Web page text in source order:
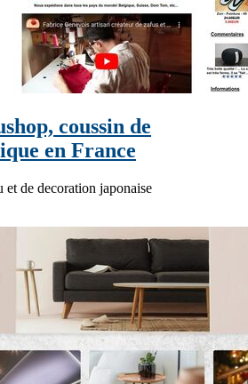
coussin de
en France
de decoration japonaise